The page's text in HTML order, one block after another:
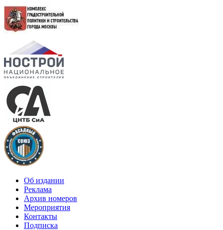
Об издании
Реклама
Архив номеров
Мероприятия
Контакты
Подписка